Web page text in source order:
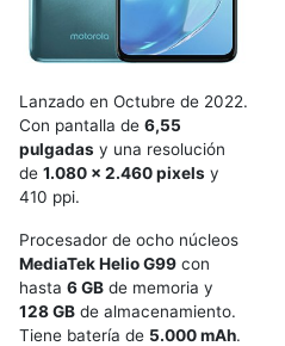
Lanzado en Octubre de 2022.
Con pantalla de 6,55
pulgadas y una resolución
de 1.080 x 2.460 pixels y
410 ppi.
Procesador de ocho núcleos
MediaTek Helio G99 con
hasta 6 GB de memoria y
128 GB de almacenamiento.
Tiene batería de 5.000 mAh.